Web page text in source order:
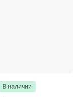
В наличии